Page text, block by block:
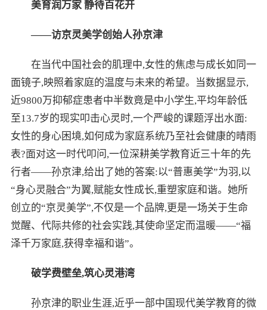
美育润万家 静待百花开
——访京灵美学创始人孙京津
在当代中国社会的肌理中,女性的焦虑与成长如同一
面镜子,映照着家庭的温度与未来的希望。当数据显示,
近9800万抑郁症患者中半数竟是中小学生,平均年龄低
至13.7岁的现实叩击心灵时,一个严峻的课题浮出水面:
女性的身心困境,如何成为家庭系统乃至社会健康的晴雨
表?面对这一时代叩问,一位深耕美学教育近三十年的先
行者——孙京津,给出了她的答案:以“普惠美学”为羽,以
“身心灵融合”为翼,赋能女性成长,重塑家庭和谐。她所
创立的“京灵美学”,不仅是一个品牌,更是一场关于生命
觉醒、代际共修的社会实践,其使命坚定而温暖——“福
泽千万家庭,获得幸福和谐”。
破学费壁垒,筑心灵港湾
孙京津的职业生涯,近乎一部中国现代美学教育的微